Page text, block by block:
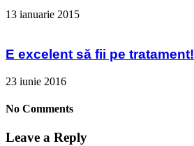
13 ianuarie 2015
E excelent să fii pe tratament!
23 iunie 2016
No Comments
Leave a Reply